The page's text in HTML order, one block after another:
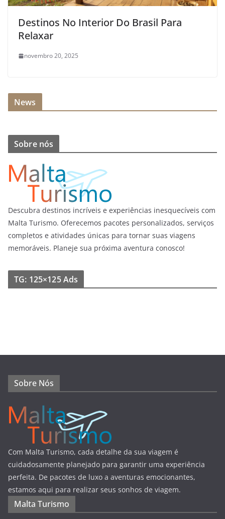
Destinos No Interior Do Brasil Para
Relaxar
novembro 20, 2025
News
Sobre nós
Descubra destinos incríveis e experiências inesquecíveis com
Malta Turismo. Oferecemos pacotes personalizados, serviços
completos e atividades únicas para tornar suas viagens
memoráveis. Planeje sua próxima aventura conosco!
TG: 125×125 Ads
Sobre Nós
Com Malta Turismo, cada detalhe da sua viagem é
cuidadosamente planejado para garantir uma experiência
perfeita. De pacotes de luxo a aventuras emocionantes,
estamos aqui para realizar seus sonhos de viagem.
Malta Turismo